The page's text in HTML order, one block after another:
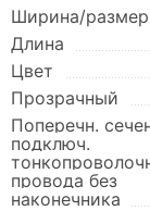
Ширина/размер
Длина
Цвет
Прозрачный
Поперечн.
подключ.
провода без
наконечника